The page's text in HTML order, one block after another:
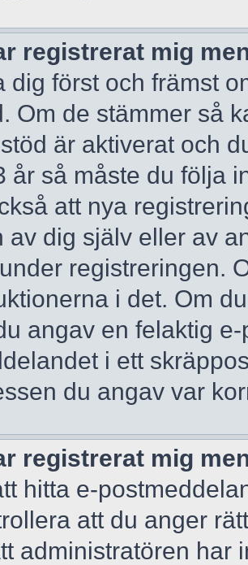
registrerat mig
dig först och främst
Om de stämmer så
är aktiverat och
år så måste du följa
att nya
av dig själv eller av
registreringen.
i det. Om
angav en felaktig
i ett
du angav var
registrerat mig
hitta e-
att du anger
administratören har